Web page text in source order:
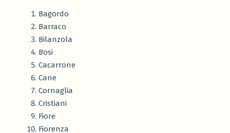
Bagordo
Barraco
Bilanzola
Bosi
Cacarrone
Cane
Cornaglia
Cristiani
Fiore
Fiorenza